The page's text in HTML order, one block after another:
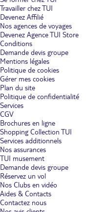
Travailler chez TUI
Devenez Affilié
Nos agences de voyages
Devenez Agence TUI Store
Conditions
Demande devis groupe
Mentions légales
Politique de cookies
Gérer mes cookies
Plan du site
Politique de confidentialité
Services
CGV
Brochures en ligne
Shopping Collection TUI
Services additionnels
Nos assurances
TUI musement
Demande devis groupe
Réservez un vol
Nos Clubs en vidéo
Aides & Contacts
Contactez nous